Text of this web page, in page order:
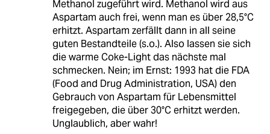
Methanol zugeführt wird. Methanol wird aus
Aspartam auch frei, wenn man es über 28,5°C
erhitzt. Aspartam zerfällt dann in all seine
guten Bestandteile (s.o.). Also lassen sie sich
die warme Coke-Light das nächste mal
schmecken. Nein; im Ernst: 1993 hat die FDA
(Food and Drug Administration, USA) den
Gebrauch von Aspartam für Lebensmittel
freigegeben, die über 30°C erhitzt werden.
Unglaublich, aber wahr!